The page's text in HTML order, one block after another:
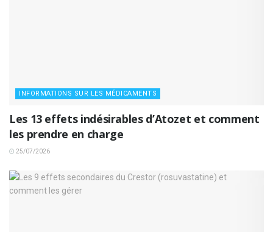
INFORMATIONS SUR LES MÉDICAMENTS
Les 13 effets indésirables d’Atozet et comment
les prendre en charge
25/07/2026